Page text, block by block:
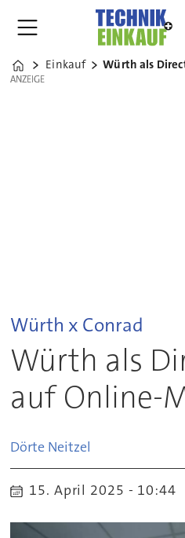
Home
Einkauf
ANZEIGE
ANZEIGE
Würth x Conrad
Würth als
auf Online-
Dörte Neitzel
15. April 2025 - 10:44